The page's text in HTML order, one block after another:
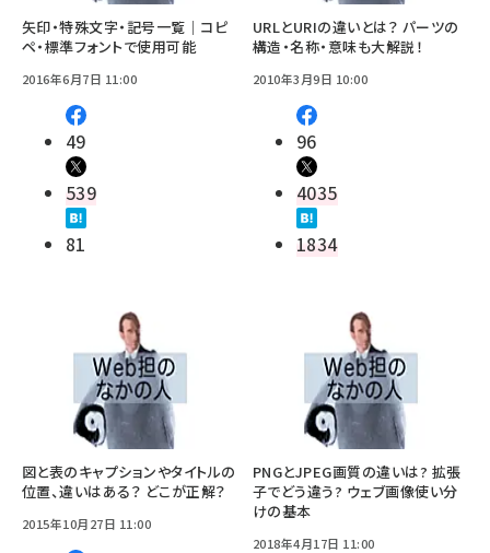
矢印・特殊文字・記号一覧｜コピ
ペ・標準フォントで使用可能
2016年6月7日 11:00
49
539
81
URLとURIの違いとは？ パーツの
構造・名称・意味も大解説！
2010年3月9日 10:00
96
4035
1834
図と表のキャプションやタイトルの
位置、違いはある？ どこが正解？
2015年10月27日 11:00
PNGとJPEG画質の違いは? 拡張
子でどう違う? ウェブ画像使い分
けの基本
2018年4月17日 11:00